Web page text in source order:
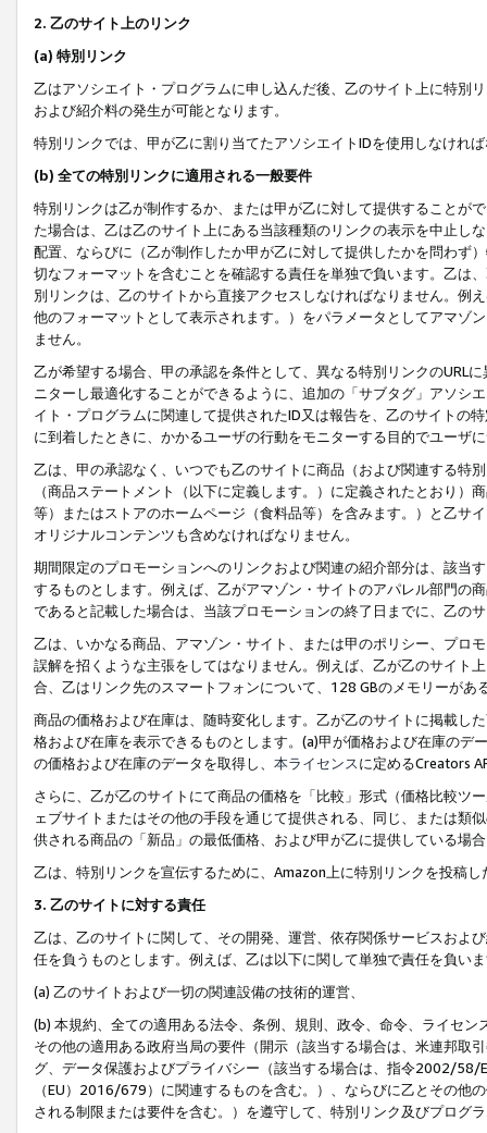
2. 乙のサイト上のリンク
(a) 特別リンク
乙はアソシエイト・プログラムに申し込んだ後、乙のサイト上に特別
および紹介料の発生が可能となります。
特別リンクでは、甲が乙に割り当てたアソシエイトIDを使用しなけれ
(b) 全ての特別リンクに適用される一般要件
特別リンクは乙が制作するか、または甲が乙に対して提供することが
た場合は、乙は乙のサイト上にある当該種類のリンクの表示を中止し
配置、ならびに（乙が制作したか甲が乙に対して提供したかを問わず
切なフォーマットを含むことを確認する責任を単独で負います。乙は
別リンクは、乙のサイトから直接アクセスしなければなりません。例
他のフォーマットとして表示されます。）をパラメータとしてアマゾ
ません。
乙が希望する場合、甲の承認を条件として、異なる特別リンクのURL
ニターし最適化することができるように、追加の「サブタグ」アソシ
イト・プログラムに関連して提供されたID又は報告を、乙のサイトの
に到着したときに、かかるユーザの行動をモニターする目的でユーザ
乙は、甲の承認なく、いつでも乙のサイトに商品（および関連する特
（商品ステートメント（以下に定義します。）に定義されたとおり
等）またはストアのホームページ（食料品等）を含みます。）と乙サ
オリジナルコンテンツも含めなければなりません。
期間限定のプロモーションへのリンクおよび関連の紹介部分は、該当
するものとします。例えば、乙がアマゾン・サイトのアパレル部門の
であると記載した場合は、当該プロモーションの終了日までに、乙の
乙は、いかなる商品、アマゾン・サイト、または甲のポリシー、プロ
誤解を招くような主張をしてはなりません。例えば、乙が乙のサイト
合、乙はリンク先のスマートフォンについて、128 GBのメモリーがあ
商品の価格および在庫は、随時変化します。乙が乙のサイトに掲載し
格および在庫を表示できるものとします。(a)甲が価格および在庫の
の価格および在庫のデータを取得し、 本ライセンスに定めるCreators
さらに、乙が乙のサイトにて商品の価格を「比較」形式（価格比較ツ
ェブサイトまたはその他の手段を通じて提供される、同じ、または類
供される商品の「新品」の最低価格、および甲が乙に提供している場
乙は、特別リンクを宣伝するために、Amazon上に特別リンクを投稿
3. 乙のサイトに対する責任
乙は、乙のサイトに関して、その開発、運営、依存関係サービスおよ
任を負うものとします。例えば、乙は以下に関して単独で責任を負い
(a) 乙のサイトおよび一切の関連設備の技術的運営、
(b) 本規約、全ての適用ある法令、条例、規則、政令、命令、ライセ
その他の適用ある政府当局の要件（開示（該当する場合は、米連邦取
グ、データ保護およびプライバシー（該当する場合は、指令2002/58/
（EU）2016/679）に関連するものを含む。）、ならびに乙とその他
される制限または要件を含む。）を遵守して、特別リンク及びプログ